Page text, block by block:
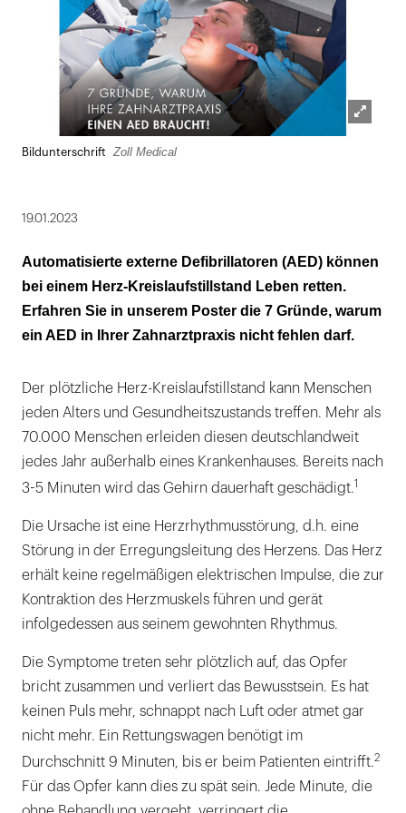
Lightbox
Bildunterschrift Zoll Medical
19.01.2023
Automatisierte externe Defibrillatoren (AED) können
bei einem Herz-Kreislaufstillstand Leben retten.
Erfahren Sie in unserem Poster die 7 Gründe, warum
ein AED in Ihrer Zahnarztpraxis nicht fehlen darf.
Der plötzliche Herz-Kreislaufstillstand kann Menschen
jeden Alters und Gesundheitszustands treffen. Mehr als
70.000 Menschen erleiden diesen deutschlandweit
jedes Jahr außerhalb eines Krankenhauses. Bereits nach
3-5 Minuten wird das Gehirn dauerhaft geschädigt.1
Die Ursache ist eine Herzrhythmusstörung, d.h. eine
Störung in der Erregungsleitung des Herzens. Das Herz
erhält keine regelmäßigen elektrischen Impulse, die zur
Kontraktion des Herzmuskels führen und gerät
infolgedessen aus seinem gewohnten Rhythmus.
Die Symptome treten sehr plötzlich auf, das Opfer
bricht zusammen und verliert das Bewusstsein. Es hat
keinen Puls mehr, schnappt nach Luft oder atmet gar
nicht mehr. Ein Rettungswagen benötigt im
Durchschnitt 9 Minuten, bis er beim Patienten eintrifft.2
Für das Opfer kann dies zu spät sein. Jede Minute, die